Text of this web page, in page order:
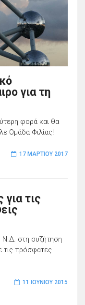
για τη
φορά και θα
Ομάδα Φιλίας!
17 ΜΑΡΤΊΟΥ 2017
τις
στη συζήτηση
τις πρόσφατες
11 ΙΟΥΝΊΟΥ 2015